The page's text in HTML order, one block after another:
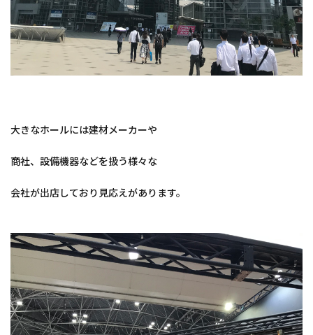
大きなホールには建材メーカーや
商社、設備機器などを扱う様々な
会社が出店しており見応えがあります。